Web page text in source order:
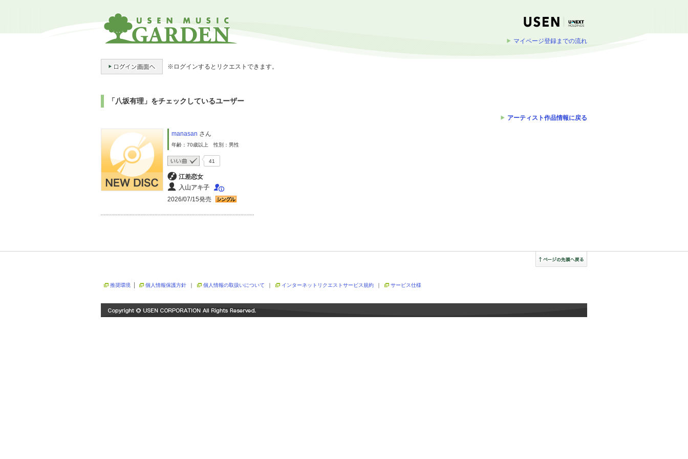
マイページ登録までの流れ
※ログインするとリクエストできます。
「八坂有理」をチェックしているユーザー
アーティスト作品情報に戻る
manasan さん
年齢：70歳以上 性別：男性
41
江差恋女
入山アキ子
2026/07/15発売
推奨環境 個人情報保護方針 ｜ 個人情報の取扱いについて ｜ インターネットリクエストサービス規約 ｜ サービス仕様